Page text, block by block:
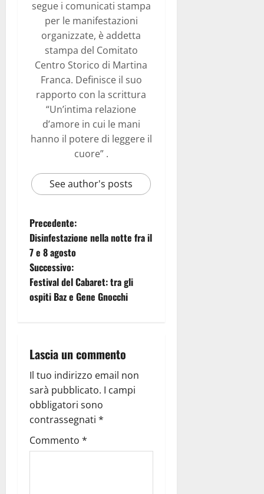
segue i comunicati stampa
per le manifestazioni
organizzate, è addetta
stampa del Comitato
Centro Storico di Martina
Franca. Definisce il suo
rapporto con la scrittura
“Un’intima relazione
d’amore in cui le mani
hanno il potere di leggere il
cuore” .
See author's posts
Precedente:
Disinfestazione nella notte fra il
7 e 8 agosto
Successivo:
Festival del Cabaret: tra gli
ospiti Baz e Gene Gnocchi
Lascia un commento
Il tuo indirizzo email non
sarà pubblicato. I campi
obbligatori sono
contrassegnati *
Commento *